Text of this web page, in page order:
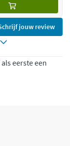
jouw review
eerste een